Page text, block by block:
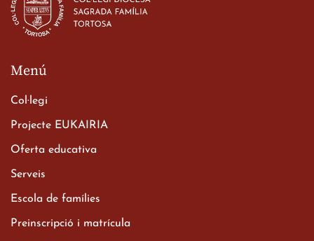
23 de març de 2026
Xerrada del Sr. Bisbe als
Batxillerat
Menú
Col·legi
Projecte EUKAIRIA
Oferta educativa
Serveis
Escola de famílies
Preinscripció i matrícula